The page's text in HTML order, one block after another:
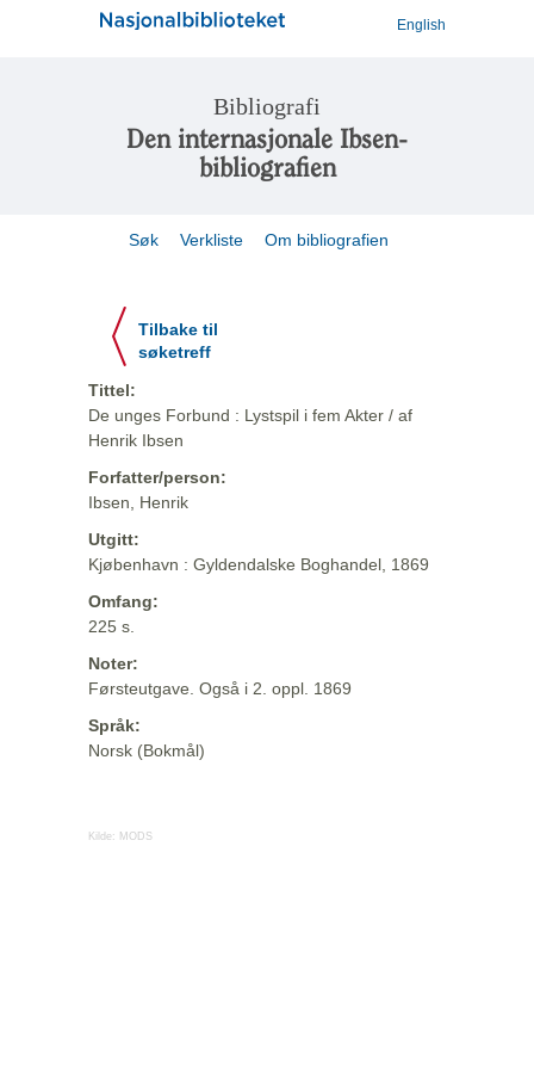
English
Bibliografi
Den internasjonale Ibsen-
bibliografien
Søk Verkliste Om bibliografien
Tilbake til
søketreff
Tittel:
De unges Forbund : Lystspil i fem Akter / af
Henrik Ibsen
Forfatter/person:
Ibsen, Henrik
Utgitt:
Kjøbenhavn : Gyldendalske Boghandel, 1869
Omfang:
225 s.
Noter:
Førsteutgave. Også i 2. oppl. 1869
Språk:
Norsk (Bokmål)
Kilde: MODS